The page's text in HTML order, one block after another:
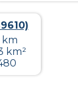
km
km²